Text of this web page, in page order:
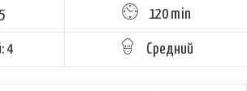
5 120 min
4 Средний